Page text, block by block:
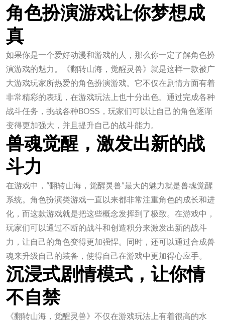
角色扮演游戏让你梦想成
真
如果你是一个爱好动漫和游戏的人，那么你一定了解角色扮
演游戏的魅力。《翻转山海，觉醒灵兽》就是这样一款被广
大游戏玩家所热爱的角色扮演游戏。它不仅在剧情方面有着
非常精彩的表现，在游戏玩法上也十分出色。通过完成各种
战斗任务，挑战各种BOSS，玩家们可以让自己的角色逐渐
变得更加强大，并且提升自己的战斗能力。
兽魂觉醒，激发出新的战
斗力
在游戏中，“翻转山海，觉醒灵兽”最大的魅力就是兽魂觉醒
系统。角色扮演类游戏一直以来都非常注重角色的成长和进
化，而这款游戏就是把这些概念发挥到了极致。在游戏中，
玩家们可以通过不断的战斗和创造积分来激发出新的战斗
力，让自己的角色变得更加强悍。同时，还可以通过合成兽
魂来升级自己的装备，使得自己在游戏中更加得心应手。
沉浸式剧情模式，让你情
不自禁
《翻转山海，觉醒灵兽》不仅在游戏玩法上有着很高的水